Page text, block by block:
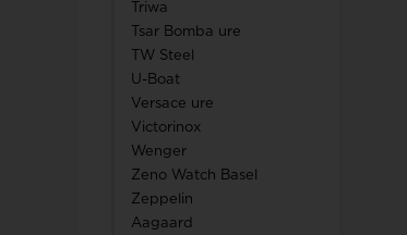
Triwa
Tsar Bomba ure
TW Steel
U-Boat
Versace ure
Victorinox
Wenger
Zeno Watch Basel
Zeppelin
Aagaard